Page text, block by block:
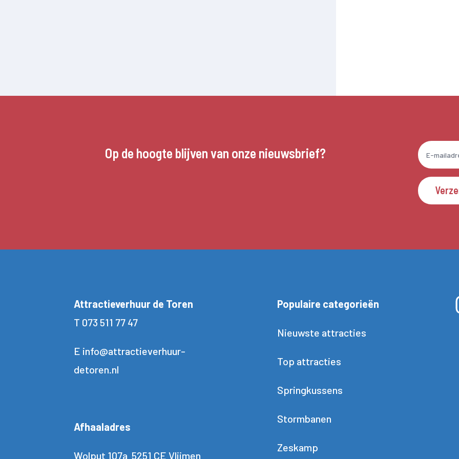
Op de hoogte blijven van onze nieuwsbrief?
Attractieverhuur de Toren
T 073 511 77 47
E info@attractieverhuur-
detoren.nl
Afhaaladres
Wolput 107a 5251 CE Vlijmen
Populaire categorieën
Nieuwste attracties
Top attracties
Springkussens
Stormbanen
Zeskamp